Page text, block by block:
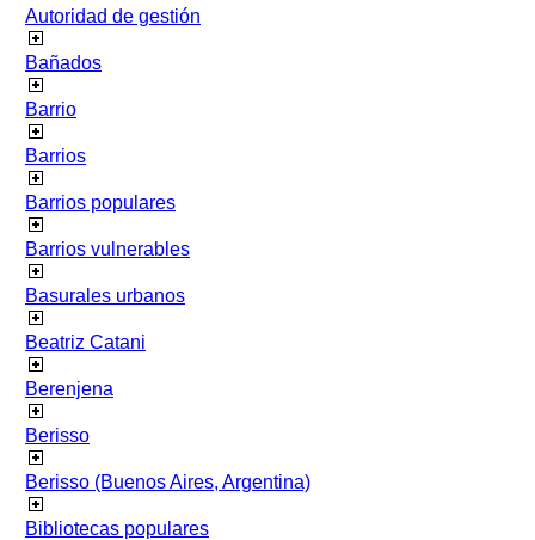
Autoridad de gestión
Bañados
Barrio
Barrios
Barrios populares
Barrios vulnerables
Basurales urbanos
Beatriz Catani
Berenjena
Berisso
Berisso (Buenos Aires, Argentina)
Bibliotecas populares